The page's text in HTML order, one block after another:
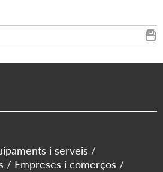
i serveis
Empreses i comerços